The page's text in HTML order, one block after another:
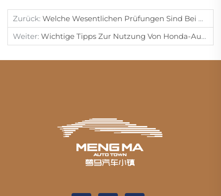
Zurück: Welche Wesentlichen Prüfungen Sind Bei Honda-Fahrzeugen Vor Einer Urlaubsreise Erforderlich?
Weiter: Wichtige Tipps Zur Nutzung Von Honda-Autos Im Winter.